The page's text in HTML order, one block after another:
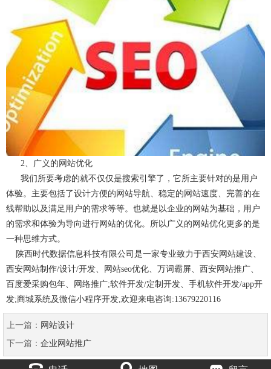
2、广义的网站优化
我们所要考虑的就不仅仅是搜索引擎了，它所主要针对的是用户
体验。主要包括了设计方便的网站导航、稳定的网站速度、完善的在
线帮助以及满足用户的需求等等。也就是以企业的网站为基础，用户
的需求和体验为导向进行网站的优化。所以广义的网站优化更多的是
一种思维方式。
陕西时代数据信息科技有限公司是一家专业致力于西安网站建设、
西安网站制作/设计/开发、网站seo优化、万词霸屏、西安网站推广、
百度爱采购包年、网络推广;软件开发/定制开发、手机软件开发/app开
发;商城系统及微信小程序开发,欢迎来电咨询:13679220116
上一篇： 网站设计
下一篇： 企业网站推广